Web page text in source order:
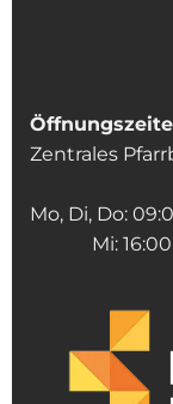
Zentrales
Mo, Di, Do:
Mi: 16:00-